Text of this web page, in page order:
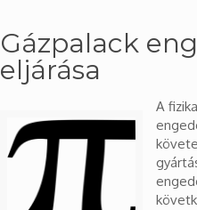
Gázpalack
eljárása
A